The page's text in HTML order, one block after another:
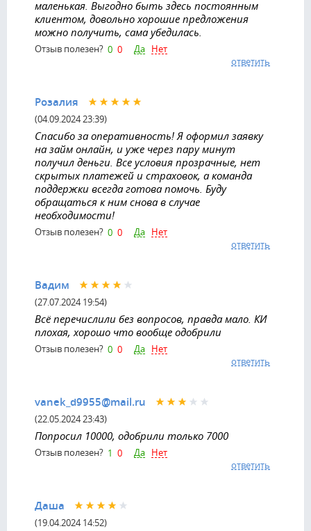
маленькая. Выгодно быть здесь постоянным
клиентом, довольно хорошие предложения
можно получить, сама убедилась.
Отзыв полезен? 0 0 Да Нет
ответить
Розалия
(04.09.2024 23:39)
Cпасибо за оперативность! Я оформил заявку
на займ онлайн, и уже через пару минут
получил деньги. Все условия прозрачные, нет
скрытых платежей и страховок, а команда
поддержки всегда готова помочь. Буду
обращаться к ним снова в случае
необходимости!
Отзыв полезен? 0 0 Да Нет
ответить
Вадим
(27.07.2024 19:54)
Всё перечислили без вопросов, правда мало. КИ
плохая, хорошо что вообще одобрили
Отзыв полезен? 0 0 Да Нет
ответить
vanek_d9955@mail.ru
(22.05.2024 23:43)
Попросил 10000, одобрили только 7000
Отзыв полезен? 1 0 Да Нет
ответить
Даша
(19.04.2024 14:52)